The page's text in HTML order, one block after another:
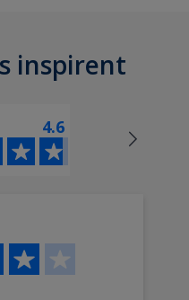
inspirent
4.6